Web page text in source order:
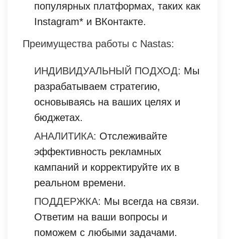
популярных платформах, таких как
Instagram* и ВКонтакте.
Преимущества работы с Nastas:
ИНДИВИДУАЛЬНЫЙ ПОДХОД: Мы
разрабатываем стратегию,
основываясь на ваших целях и
бюджетах.
АНАЛИТИКА: Отслеживайте
эффективность рекламных
кампаний и корректируйте их в
реальном времени.
ПОДДЕРЖКА: Мы всегда на связи.
Ответим на ваши вопросы и
поможем с любыми задачами.